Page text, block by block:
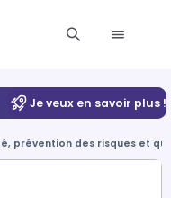
Je veux en savoir plus !
prévention des risques et